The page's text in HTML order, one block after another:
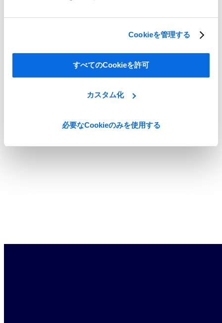
Cookieを管理する
すべてのCookieを許可
カスタム化
必要なCookieのみを使用する